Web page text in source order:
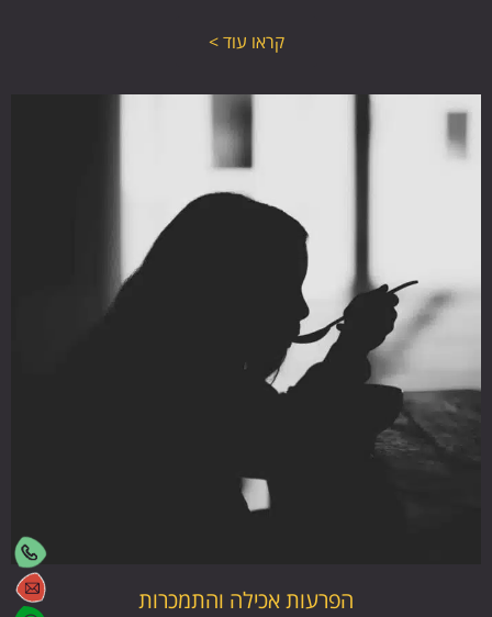
קראו עוד >
הפרעות אכילה והתמכרות